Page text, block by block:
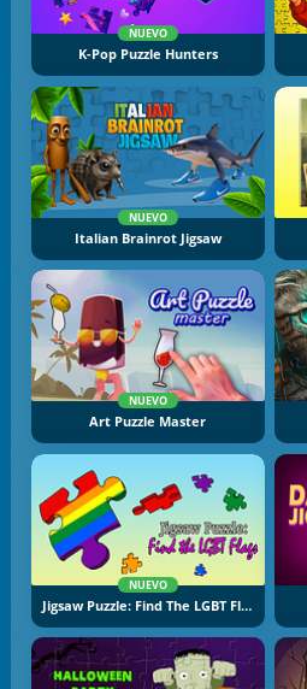
NUEVO
K-Pop Puzzle Hunters
NUEVO
Italian Brainrot Jigsaw
NUEVO
Art Puzzle Master
NUEVO
Jigsaw Puzzle: Find The LGBT Flags